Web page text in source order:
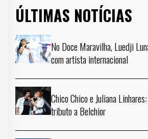
ÚLTIMAS NOTÍCIAS
No Doce Maravilha, Luedji
com artista internacional
Chico Chico e Juliana
tributo a Belchior